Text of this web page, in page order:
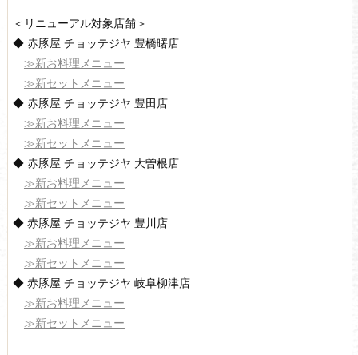
＜リニューアル対象店舗＞
◆ 赤豚屋 チョッテジヤ 豊橋曙店
≫新お料理メニュー
≫新セットメニュー
◆ 赤豚屋 チョッテジヤ 豊田店
≫新お料理メニュー
≫新セットメニュー
◆ 赤豚屋 チョッテジヤ 大曽根店
≫新お料理メニュー
≫新セットメニュー
◆ 赤豚屋 チョッテジヤ 豊川店
≫新お料理メニュー
≫新セットメニュー
◆ 赤豚屋 チョッテジヤ 岐阜柳津店
≫新お料理メニュー
≫新セットメニュー